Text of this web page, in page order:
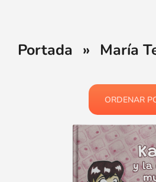
Portada » María
ORDENAR